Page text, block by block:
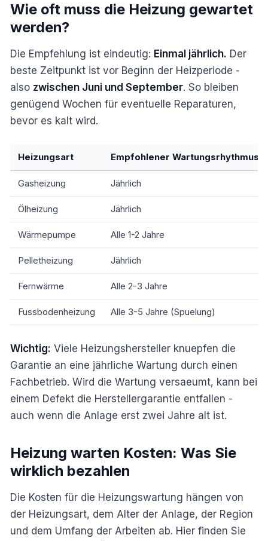
Wie oft muss die Heizung gewartet
werden?
Die Empfehlung ist eindeutig: Einmal jährlich. Der
beste Zeitpunkt ist vor Beginn der Heizperiode -
also zwischen Juni und September. So bleiben
genügend Wochen für eventuelle Reparaturen,
bevor es kalt wird.
Heizungsart Empfohlener Wartungsrhythmus
Gasheizung Jährlich
Ölheizung Jährlich
Wärmepumpe Alle 1-2 Jahre
Pelletheizung Jährlich
Fernwärme Alle 2-3 Jahre
Fussbodenheizung Alle 3-5 Jahre (Spuelung)
Wichtig: Viele Heizungshersteller knuepfen die
Garantie an eine jährliche Wartung durch einen
Fachbetrieb. Wird die Wartung versaeumt, kann bei
einem Defekt die Herstellergarantie entfallen -
auch wenn die Anlage erst zwei Jahre alt ist.
Heizung warten Kosten: Was Sie
wirklich bezahlen
Die Kosten für die Heizungswartung hängen von
der Heizungsart, dem Alter der Anlage, der Region
und dem Umfang der Arbeiten ab. Hier finden Sie